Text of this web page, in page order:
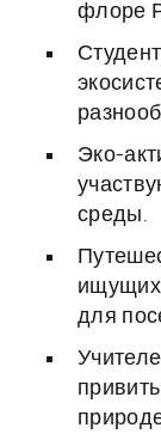
флоре
Эко-
среды.
ищущих
для